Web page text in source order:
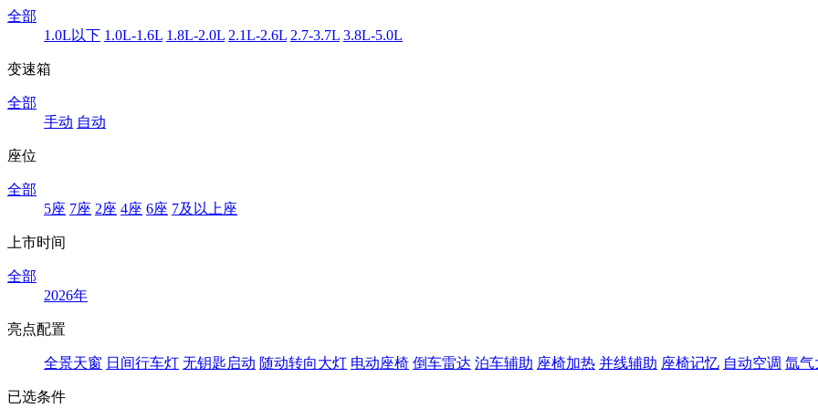
全部
1.0L以下 1.0L-1.6L 1.8L-2.0L 2.1L-2.6L 2.7-3.7L 3.8L-5.0L
变速箱
全部
手动 自动
座位
全部
5座 7座 2座 4座 6座 7及以上座
上市时间
全部
2026年
亮点配置
全景天窗 日间行车灯 无钥匙启动 随动转向大灯 电动座椅 倒车雷达 泊车辅助 座椅加热 并线辅助 座椅记忆 自动空调 氙气
已选条件